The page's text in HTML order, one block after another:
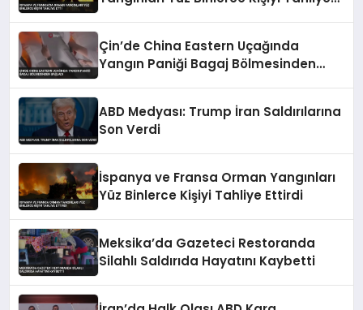
Çin’de China Eastern Uçağında
Yangın Paniği Bagaj Bölmesinden
ABD Medyası: Trump İran Saldırılarına
Son Verdi
İspanya ve Fransa Orman Yangınları
Yüz Binlerce Kişiyi Tahliye Ettirdi
Meksika’da Gazeteci Restoranda
Silahlı Saldırıda Hayatını Kaybetti